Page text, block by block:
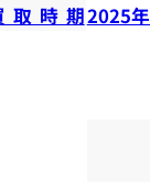
取時期2025